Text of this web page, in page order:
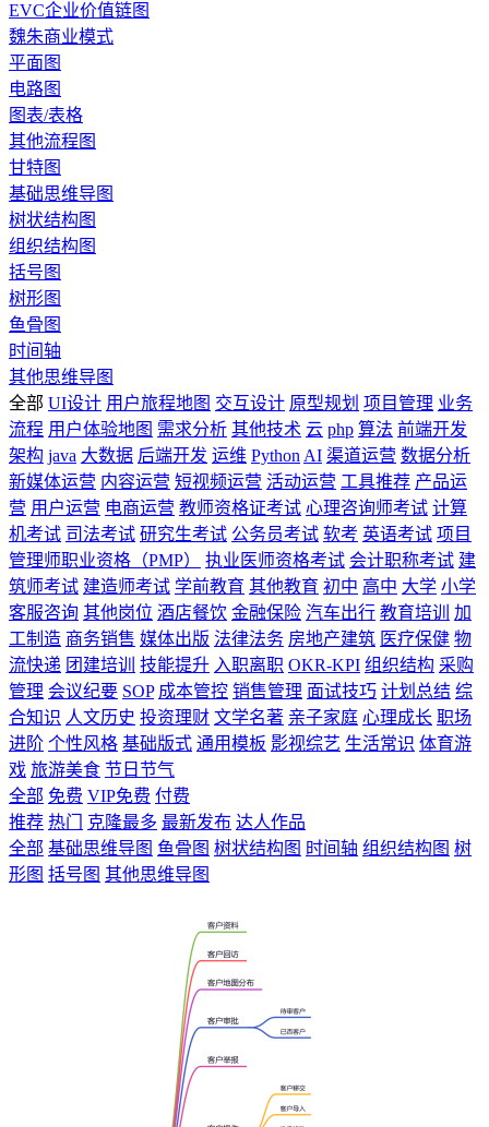
EVC企业价值链图
魏朱商业模式
平面图
电路图
图表/表格
其他流程图
甘特图
基础思维导图
树状结构图
组织结构图
括号图
树形图
鱼骨图
时间轴
其他思维导图
全部 UI设计 用户旅程地图 交互设计 原型规划 项目管理 业务
流程 用户体验地图 需求分析 其他技术 云 php 算法 前端开发
架构 java 大数据 后端开发 运维 Python AI 渠道运营 数据分析
新媒体运营 内容运营 短视频运营 活动运营 工具推荐 产品运
营 用户运营 电商运营 教师资格证考试 心理咨询师考试 计算
机考试 司法考试 研究生考试 公务员考试 软考 英语考试 项目
管理师职业资格（PMP）
执业医师资格考试 会计职称考试 建
筑师考试 建造师考试 学前教育 其他教育 初中 高中 大学 小学
客服咨询 其他岗位 酒店餐饮 金融保险 汽车出行 教育培训
加
工制造 商务销售 媒体出版 法律法务 房地产建筑 医疗保健 物
流快递 团建培训 技能提升 入职离职 OKR-KPI 组织结构 采购
管理 会议纪要 SOP 成本管控 销售管理 面试技巧 计划总结 综
合知识 人文历史 投资理财 文学名著 亲子家庭 心理成长 职场
进阶 个性风格 基础版式 通用模板 影视综艺 生活常识 体育游
戏 旅游美食 节日节气
全部 免费 VIP免费 付费
推荐 热门 克隆最多 最新发布 达人作品
全部 基础思维导图 鱼骨图 树状结构图 时间轴 组织结构图 树
形图 括号图 其他思维导图